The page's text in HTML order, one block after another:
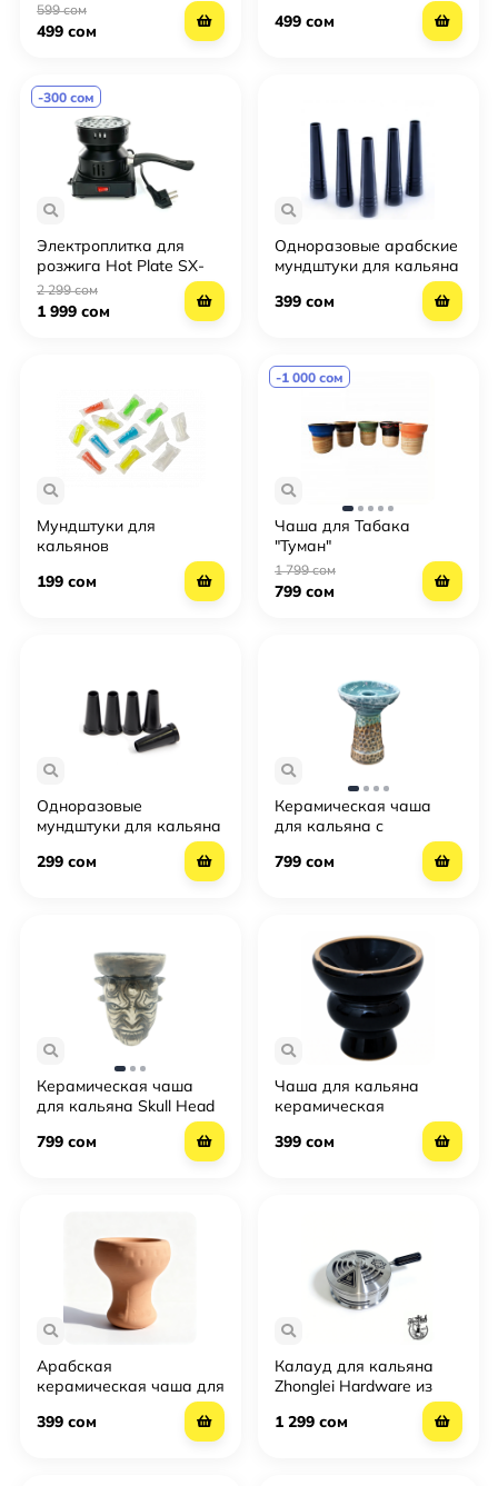
599 сом
499 сом 499 сом
-300 сом
Электроплитка для
розжига Hot Plate SX-
A13
2 299 сом
1 999 сом
Одноразовые арабские
мундштуки для кальяна
399 сом
Мундштуки для
кальянов
199 сом
-1 000 сом
Чаша для Табака
"Туман"
1 799 сом
799 сом
Одноразовые
мундштуки для кальяна
299 сом
Керамическая чаша
для кальяна с
ромбовидным узором
799 сом
Керамическая чаша
для кальяна Skull Head
— дизайнерская чаша в
форме черепа
799 сом
Чаша для кальяна
керамическая
(глазурованная)
399 сом
Арабская
керамическая чаша для
кальяна из глины —
классическая глиняная
чаша ручной работы
399 сом
Калауд для кальяна
Zhonglei Hardware из
алюминиевого сплава
1 299 сом